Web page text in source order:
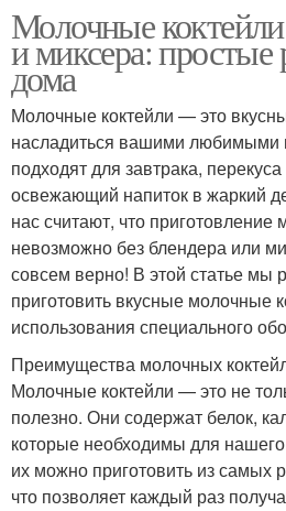
Молочные коктейли
и миксера: простые
дома
Молочные коктейли — это
насладиться вашими любимыми
подходят для завтрака,
освежающий напиток в жаркий
нас считают, что приготовление
невозможно без блендера или
совсем верно! В этой статье мы
приготовить вкусные молочные
использования специального
Преимущества молочных
Молочные коктейли — это не
полезно. Они содержат белок,
которые необходимы для
их можно приготовить из самых
что позволяет каждый раз